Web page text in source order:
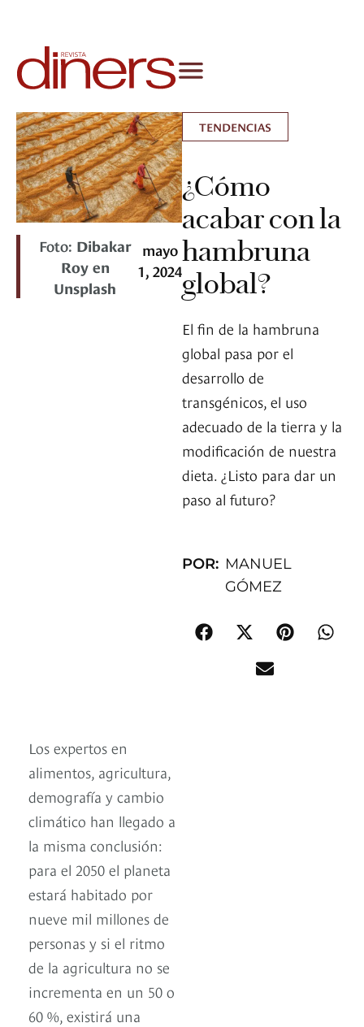
Foto: Dibakar
Roy en
Unsplash
mayo
1, 2024
TENDENCIAS
¿Cómo
acabar con la
hambruna
global?
El fin de la hambruna
global pasa por el
desarrollo de
transgénicos, el uso
adecuado de la tierra y la
modificación de nuestra
dieta. ¿Listo para dar un
paso al futuro?
POR: MANUEL
GÓMEZ
Los expertos en
alimentos, agricultura,
demografía y cambio
climático han llegado a
la misma conclusión:
para el 2050 el planeta
estará habitado por
nueve mil millones de
personas y si el ritmo
de la agricultura no se
incrementa en un 50 o
60 %, existirá una